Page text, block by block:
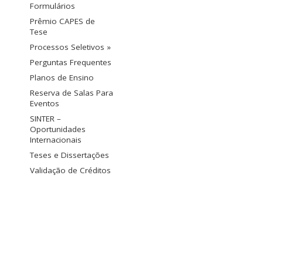
Formulários
Prêmio CAPES de
Tese
Processos Seletivos »
Perguntas Frequentes
Planos de Ensino
Reserva de Salas Para
Eventos
SINTER –
Oportunidades
Internacionais
Teses e Dissertações
Validação de Créditos